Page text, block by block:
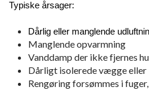
Typiske årsager:
Dårlig eller manglende
Manglende opvarmning
Vanddamp der ikke fjernes
Dårligt isolerede vægge
Rengøring forsømmes i